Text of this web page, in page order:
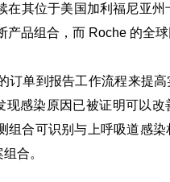
在其位于美国加利福尼亚
产品组合，而 Roche 的全
订单到报告工作流程来提
感染原因已被证明可以
组合可识别与上呼吸道感
合。